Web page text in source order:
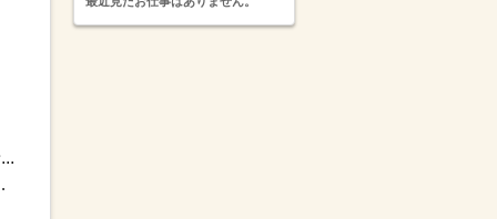
生理休暇■公傷病...